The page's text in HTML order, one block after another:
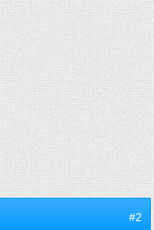
#2